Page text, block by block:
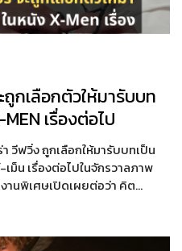
กเลือกตัวให้มารับบท
เรื่องต่อไป
วีฟวิ่ง ถูกเลือกให้มารับบทเป็น
ม็น เรื่องต่อไปในจักรวาลภาพ
านพิเศษเปิดเผยต่อว่า คิต…